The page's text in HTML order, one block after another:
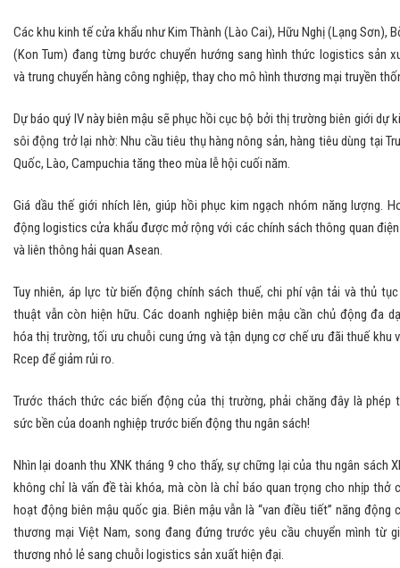
Các khu kinh tế cửa khẩu như Kim Thành (Lào Cai), Hữu Nghị (Lạng Sơn),
(Kon Tum) đang từng bước chuyển hướng sang hình thức logistics sản
và trung chuyển hàng công nghiệp, thay cho mô hình thương mại truyền
Dự báo quý IV này biên mậu sẽ phục hồi cục bộ bởi thị trường biên giới dự
sôi động trở lại nhờ: Nhu cầu tiêu thụ hàng nông sản, hàng tiêu dùng tại
Quốc, Lào, Campuchia tăng theo mùa lễ hội cuối năm.
Giá dầu thế giới nhích lên, giúp hồi phục kim ngạch nhóm năng lượng.
động logistics cửa khẩu được mở rộng với các chính sách thông quan
và liên thông hải quan Asean.
Tuy nhiên, áp lực từ biến động chính sách thuế, chi phí vận tải và thủ
thuật vẫn còn hiện hữu. Các doanh nghiệp biên mậu cần chủ động đa
hóa thị trường, tối ưu chuỗi cung ứng và tận dụng cơ chế ưu đãi thuế khu
Rcep để giảm rủi ro.
Trước thách thức các biến động của thị trường, phải chăng đây là phép
sức bền của doanh nghiệp trước biến động thu ngân sách!
Nhìn lại doanh thu XNK tháng 9 cho thấy, sự chững lại của thu ngân sách
không chỉ là vấn đề tài khóa, mà còn là chỉ báo quan trọng cho nhịp thở
hoạt động biên mậu quốc gia. Biên mậu vẫn là “van điều tiết” năng động
thương mại Việt Nam, song đang đứng trước yêu cầu chuyển mình từ
thương nhỏ lẻ sang chuỗi logistics sản xuất hiện đại.